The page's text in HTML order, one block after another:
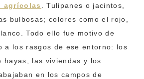
agrícolas
. Tulipanes o jacintos,
bulbosas; colores como el rojo,
Todo ello fue motivo de
a los rasgos de ese entorno: los
hayas, las viviendas y los
en los campos de